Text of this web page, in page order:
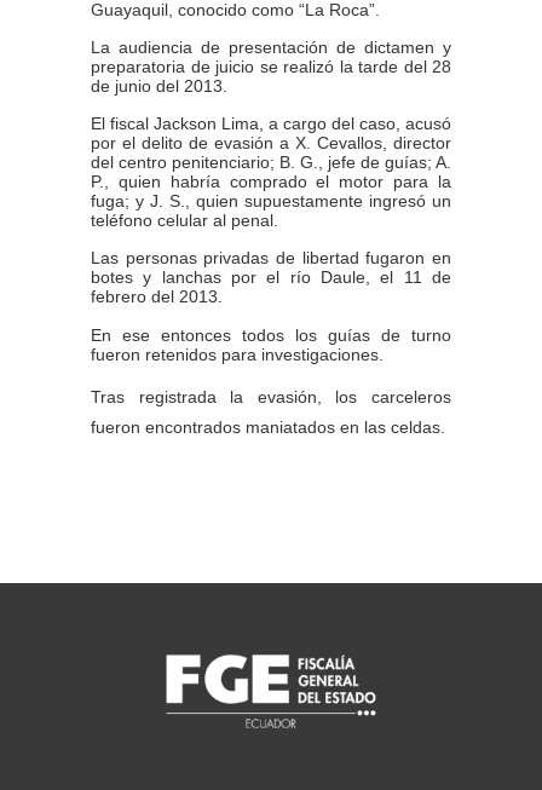
Guayaquil, conocido como “La Roca”.
La audiencia de presentación de dictamen y
preparatoria de juicio se realizó la tarde del 28
de junio del 2013.
El fiscal Jackson Lima, a cargo del caso, acusó
por el delito de evasión a X. Cevallos, director
del centro penitenciario; B. G., jefe de guías; A.
P., quien habría comprado el motor para la
fuga; y J. S., quien supuestamente ingresó un
teléfono celular al penal.
Las personas privadas de libertad fugaron en
botes y lanchas por el río Daule, el 11 de
febrero del 2013.
En ese entonces todos los guías de turno
fueron retenidos para investigaciones.
Tras registrada la evasión, los carceleros
fueron encontrados maniatados en las celdas.